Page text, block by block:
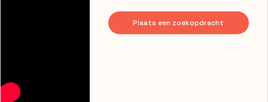
Plaats een zoekopdracht